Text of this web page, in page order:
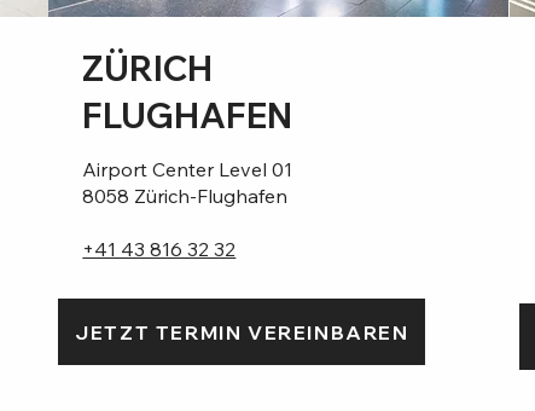
ZÜRICH
FLUGHAFEN
Airport Center Level 01
8058 Zürich-Flughafen
+41 43 816 32 32
JETZT TERMIN VEREINBAREN